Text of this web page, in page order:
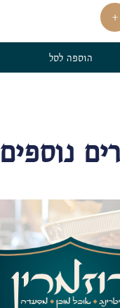
+
הוספה לסל
נוספים